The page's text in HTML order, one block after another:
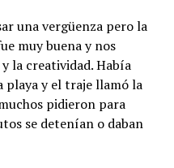
una vergüenza pero la
muy buena y nos
la creatividad. Había
playa y el traje llamó la
pidieron para
se detenían o daban